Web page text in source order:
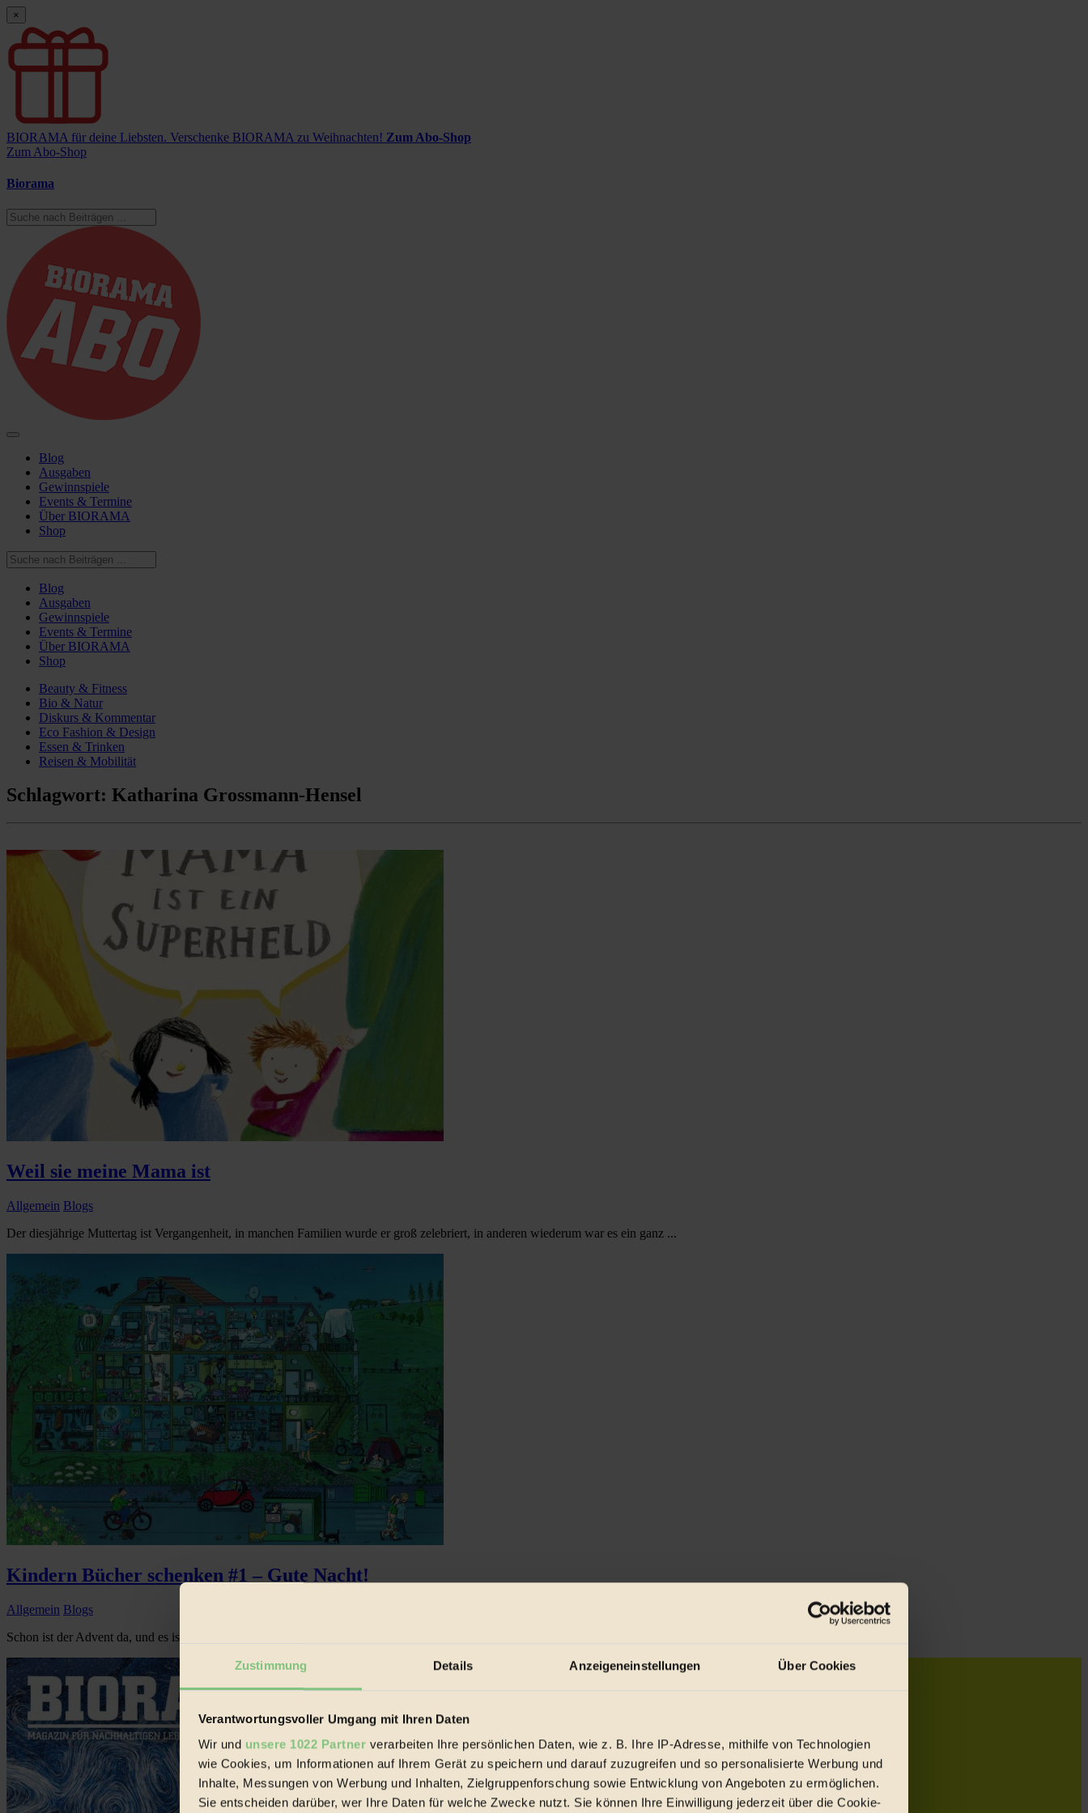
Zustimmung Details Anzeigeneinstellungen Über Cookies
Verantwortungsvoller Umgang mit Ihren Daten
Wir und unsere 1022 Partner verarbeiten Ihre persönlichen Daten, wie z. B. Ihre IP-Adresse, mithilfe von Technologien
wie Cookies, um Informationen auf Ihrem Gerät zu speichern und darauf zuzugreifen und so personalisierte Werbung und
Inhalte, Messungen von Werbung und Inhalten, Zielgruppenforschung sowie Entwicklung von Angeboten zu ermöglichen.
Sie entscheiden darüber, wer Ihre Daten für welche Zwecke nutzt. Sie können Ihre Einwilligung jederzeit über die Cookie-
×
BIORAMA für deine Liebsten. Verschenke BIORAMA zu Weihnachten! Zum Abo-Shop
Zum Abo-Shop
Biorama
Blog
Ausgaben
Gewinnspiele
Events & Termine
Über BIORAMA
Shop
Blog
Ausgaben
Gewinnspiele
Events & Termine
Über BIORAMA
Shop
Beauty & Fitness
Bio & Natur
Diskurs & Kommentar
Eco Fashion & Design
Essen & Trinken
Reisen & Mobilität
Schlagwort: Katharina Grossmann-Hensel
Weil sie meine Mama ist
Allgemein Blogs
Der diesjährige Muttertag ist Vergangenheit, in manchen Familien wurde er groß zelebriert, in anderen wiederum war es ein ganz ...
Kindern Bücher schenken #1 – Gute Nacht!
Allgemein Blogs
Schon ist der Advent da, und es ist wieder einmal an der Zeit, über sinnvolle Weihnachtsgeschenke für Kinder nachzudenken...